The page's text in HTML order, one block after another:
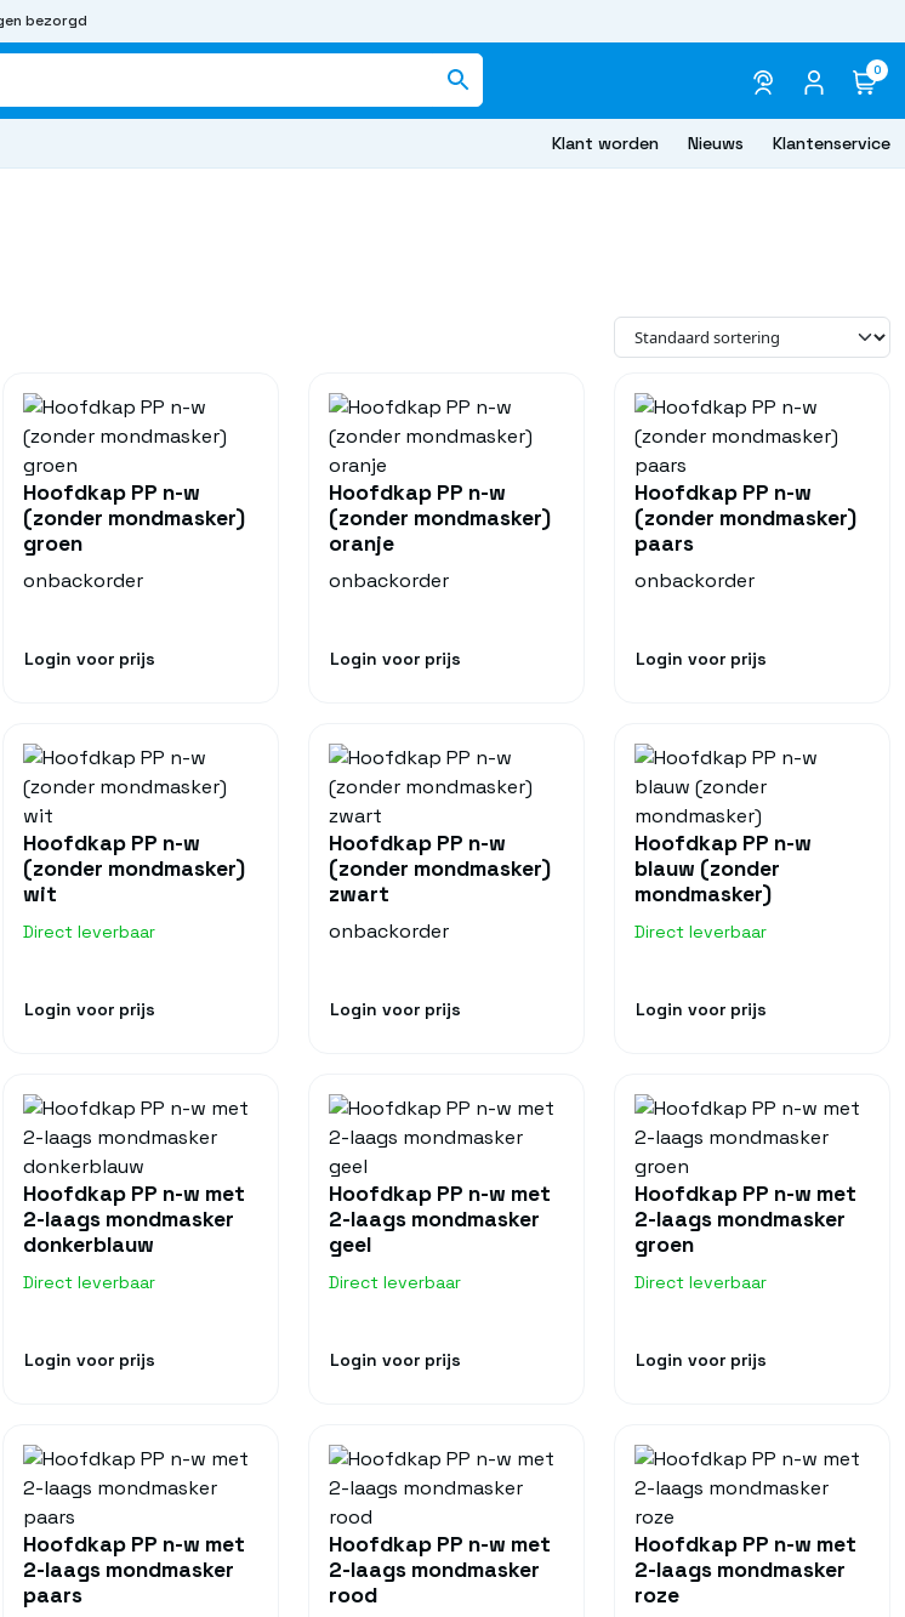
bezorgd
0
Klant worden Nieuws Klantenservice
Hoofdkap PP n-w
(zonder mondmasker)
groen
onbackorder
Login voor prijs
Hoofdkap PP n-w
(zonder mondmasker)
oranje
onbackorder
Login voor prijs
Hoofdkap PP n-w
(zonder mondmasker)
paars
onbackorder
Login voor prijs
Hoofdkap PP n-w
(zonder mondmasker)
wit
Direct leverbaar
Login voor prijs
Hoofdkap PP n-w
(zonder mondmasker)
zwart
onbackorder
Login voor prijs
Hoofdkap PP n-w
blauw (zonder
mondmasker)
Direct leverbaar
Login voor prijs
Hoofdkap PP n-w met
2-laags mondmasker
donkerblauw
Direct leverbaar
Login voor prijs
Hoofdkap PP n-w met
2-laags mondmasker
geel
Direct leverbaar
Login voor prijs
Hoofdkap PP n-w met
2-laags mondmasker
groen
Direct leverbaar
Login voor prijs
Hoofdkap PP n-w met
2-laags mondmasker
paars
Hoofdkap PP n-w met
2-laags mondmasker
rood
Hoofdkap PP n-w met
2-laags mondmasker
roze